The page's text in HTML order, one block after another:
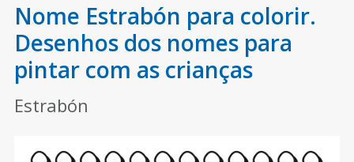
Nome Estrabón para colorir.
Desenhos dos nomes para
pintar com as crianças
Estrabón